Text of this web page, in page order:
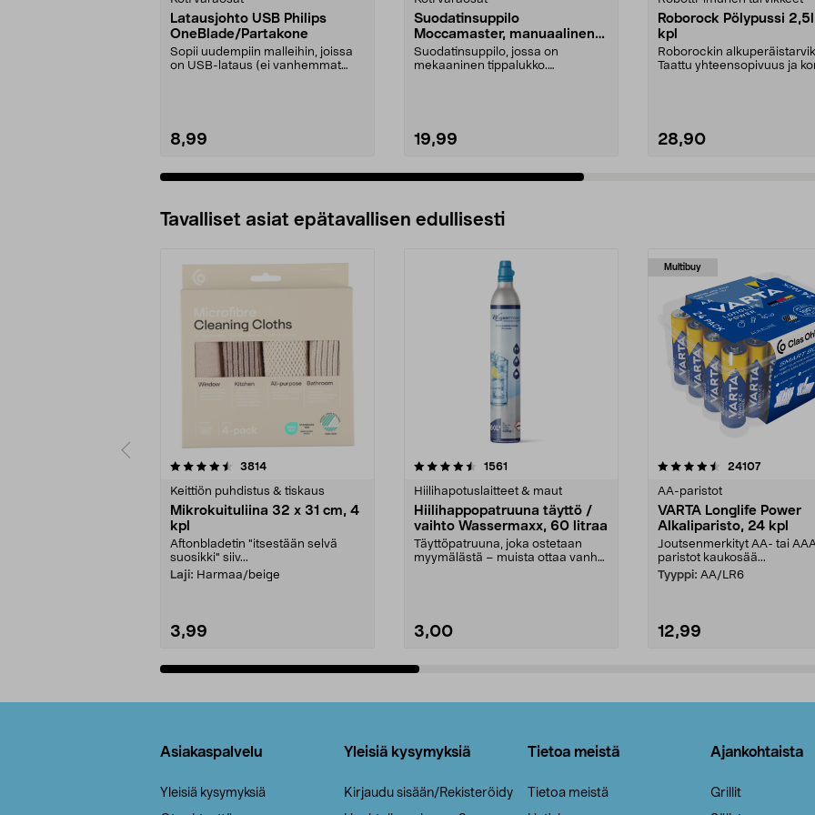
Latausjohto USB Philips
OneBlade/Partakone
Sopii uudempiin malleihin, joissa
on USB-lataus (ei vanhemmat
8,99
Suodatinsuppilo
Moccamaster, manuaalinen
tippalukko
Suodatinsuppilo, jossa on
mekaaninen tippalukko.
19,99
Roborock Pölypussi
kpl
Roborockin
Taattu yhteensopivuus ja
28,90
Tavalliset asiat epätavallisen edullisesti
3814arvostelut
Keittiön puhdistus & tiskaus
Mikrokuituliina 32 x 31 cm, 4
kpl
Aftonbladetin "itsestään selvä
suosikki" siiv...
Laji: Harmaa/beige
3,99
4.5viidestä
1561
Hiilihapotuslaitteet & maut
Hiilihappopatruuna täyttö /
vaihto Wassermaxx, 60 litraa
Täyttöpatruuna, joka ostetaan
myymälästä – muista ottaa vanha
3,00
Multibuy
4.5viidestä
24107arvostelut
AA-paristot
VARTA Longlife Power
Alkaliparisto, 24 kpl
Joutsenmerkityt AA- tai
paristot kaukosää...
Tyyppi: AA/LR6
12,99
4.5viidestä
Asiakaspalvelu
Yleisiä kysymyksiä
Yleisiä kysymyksiä
Kirjaudu sisään/Rekisteröidy
Tietoa meistä
Tietoa meistä
Ajankohtaista
Grillit